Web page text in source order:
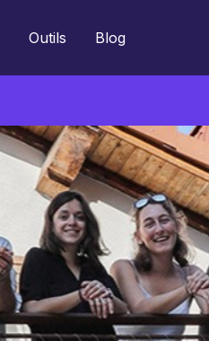
Outils Blog